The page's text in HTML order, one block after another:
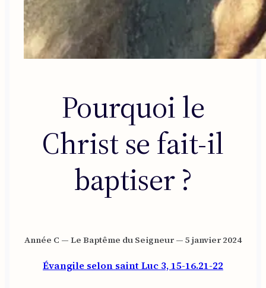
Pourquoi le
Christ se fait-il
baptiser ?
Année C — Le Baptême du Seigneur — 5 janvier 2024
Évangile selon saint Luc 3, 15-16.21-22